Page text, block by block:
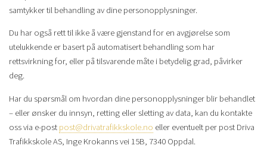
samtykker til behandling av dine personopplysninger.
Du har også rett til ikke å være gjenstand for en avgjørelse som
utelukkende er basert på automatisert behandling som har
rettsvirkning for, eller på tilsvarende måte i betydelig grad, påvirker
deg.
Har du spørsmål om hvordan dine personopplysninger blir behandlet
– eller ønsker du innsyn, retting eller sletting av data, kan du kontakte
oss via e-post post@drivatrafikkskole.no eller eventuelt per post Driva
Trafikkskole AS, Inge Krokanns vei 15B, 7340 Oppdal.